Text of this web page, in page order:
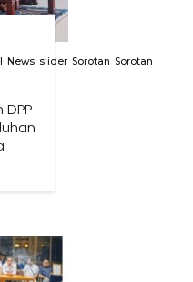
News slider Sorotan Sorotan